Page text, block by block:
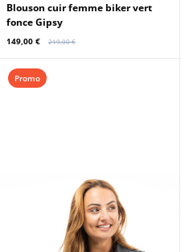
Blouson cuir femme biker vert
fonce Gipsy
149,00 € 219,00 €
Promo